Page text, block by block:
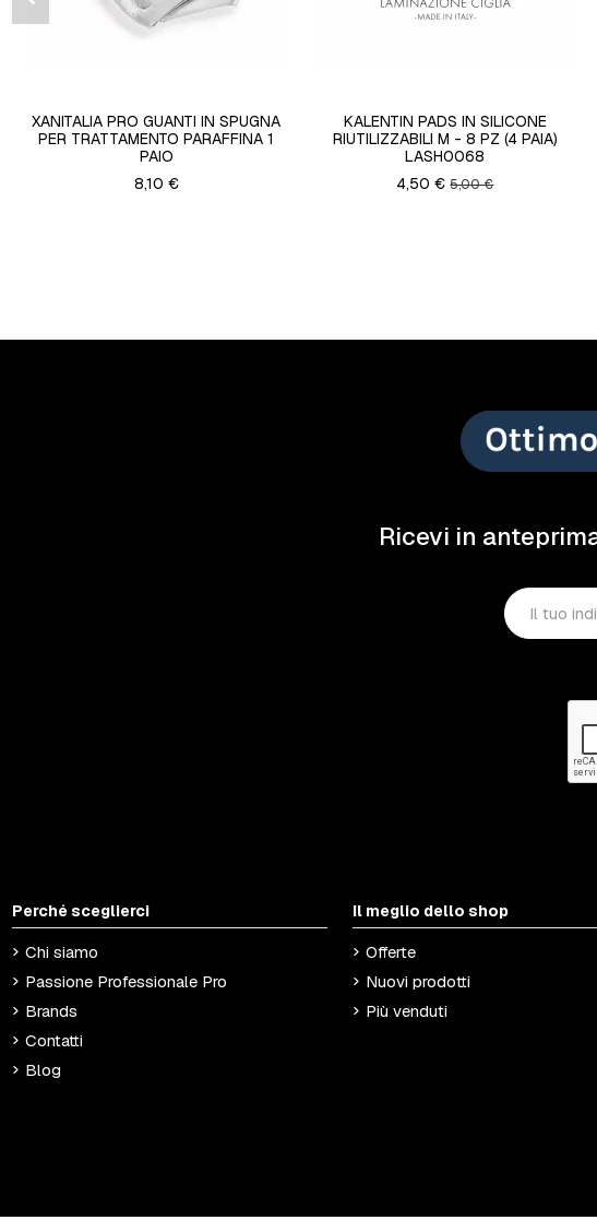
XANITALIA PRO GUANTI IN SPUGNA
PER TRATTAMENTO PARAFFINA 1
PAIO
8,10 €
KALENTIN PADS IN SILICONE
RIUTILIZZABILI M - 8 PZ (4 PAIA)
LASH0068
4,50 €5,00 €
Ricevi in
Perché sceglierci
Chi siamo
Passione Professionale Pro
Brands
Contatti
Blog
Il meglio dello shop
Offerte
Nuovi prodotti
Più venduti